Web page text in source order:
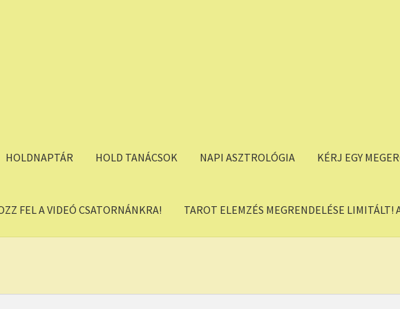
HOLDNAPTÁR HOLD TANÁCSOK NAPI ASZTROLÓGIA KÉRJ EGY
FEL A VIDEÓ CSATORNÁNKRA! TAROT ELEMZÉS MEGRENDELÉSE LIMITÁLT!